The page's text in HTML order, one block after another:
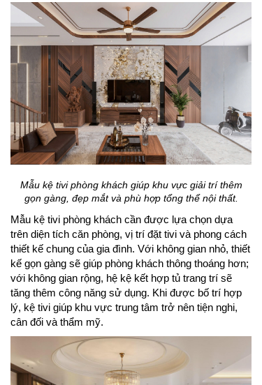
Mẫu kệ tivi phòng khách giúp khu vực giải trí thêm
gọn gàng, đẹp mắt và phù hợp tổng thể nội thất.
Mẫu kệ tivi phòng khách cần được lựa chọn dựa
trên diện tích căn phòng, vị trí đặt tivi và phong cách
thiết kế chung của gia đình. Với không gian nhỏ, thiết
kế gọn gàng sẽ giúp phòng khách thông thoáng hơn;
với không gian rộng, hệ kệ kết hợp tủ trang trí sẽ
tăng thêm công năng sử dụng. Khi được bố trí hợp
lý, kệ tivi giúp khu vực trung tâm trở nên tiện nghi,
cân đối và thẩm mỹ.